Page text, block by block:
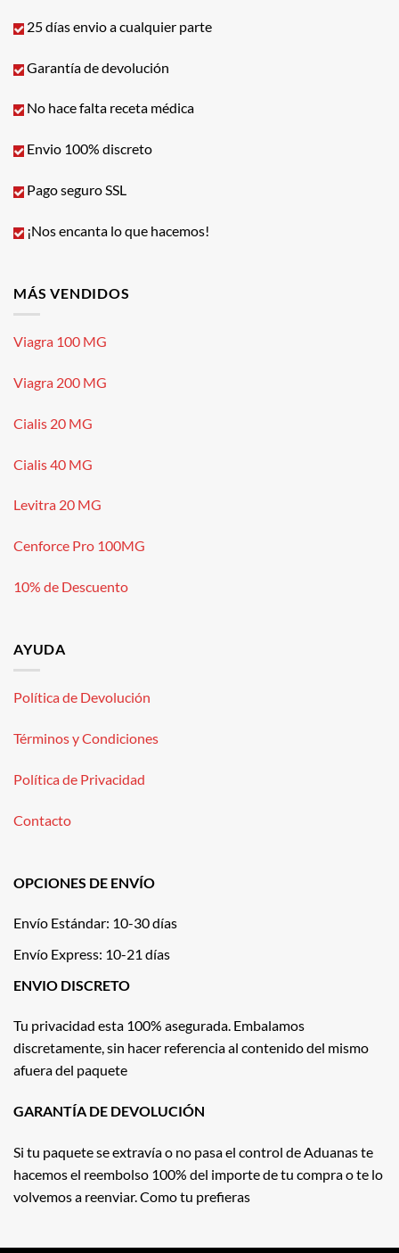
25 días envio a cualquier parte
Garantía de devolución
No hace falta receta médica
Envio 100% discreto
Pago seguro SSL
¡Nos encanta lo que hacemos!
MÁS VENDIDOS
Viagra 100 MG
Viagra 200 MG
Cialis 20 MG
Cialis 40 MG
Levitra 20 MG
Cenforce Pro 100MG
10% de Descuento
AYUDA
Política de Devolución
Términos y Condiciones
Política de Privacidad
Contacto
OPCIONES DE ENVÍO
Envío Estándar: 10-30 días
Envío Express: 10-21 días
ENVIO DISCRETO
Tu privacidad esta 100% asegurada. Embalamos
discretamente, sin hacer referencia al contenido del mismo
afuera del paquete
GARANTÍA DE DEVOLUCIÓN
Si tu paquete se extravía o no pasa el control de Aduanas te
hacemos el reembolso 100% del importe de tu compra o te lo
volvemos a reenviar. Como tu prefieras